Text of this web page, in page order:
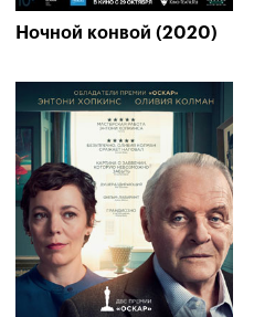
Ночной конвой (2020)